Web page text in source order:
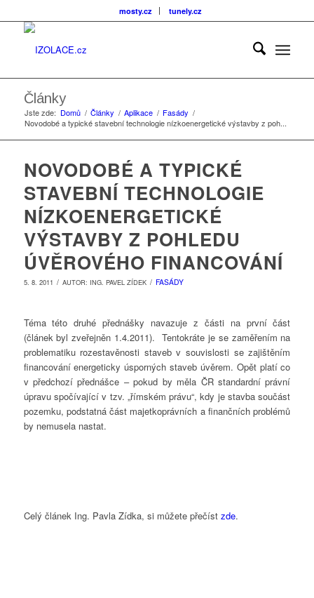
mosty.cz tunely.cz
Články
Jste zde: Domů / Články / Aplikace / Fasády /
Novodobé a typické stavební technologie nízkoenergetické výstavby z poh...
NOVODOBÉ A TYPICKÉ
STAVEBNÍ TECHNOLOGIE
NÍZKOENERGETICKÉ
VÝSTAVBY Z POHLEDU
ÚVĚROVÉHO FINANCOVÁNÍ
5. 8. 2011 / AUTOR: ING. PAVEL ZÍDEK / FASÁDY
Téma této druhé přednášky navazuje z části na první část
(článek byl zveřejněn 1.4.2011). Tentokráte je se zaměřením na
problematiku rozestavěnosti staveb v souvislosti se zajištěním
financování energeticky úsporných staveb úvěrem. Opět platí co
v předchozí přednášce – pokud by měla ČR standardní právní
úpravu spočívající v tzv. „římském právu“, kdy je stavba součást
pozemku, podstatná část majetkoprávních a finančních problémů
by nemusela nastat.
Celý článek Ing. Pavla Zídka, si můžete přečíst zde.